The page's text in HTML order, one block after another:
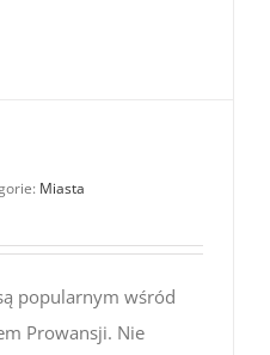
Miasta
popularnym wśród
Prowansji. Nie